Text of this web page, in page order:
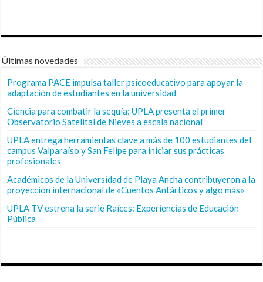
Últimas novedades
Programa PACE impulsa taller psicoeducativo para apoyar la
adaptación de estudiantes en la universidad
Ciencia para combatir la sequía: UPLA presenta el primer
Observatorio Satelital de Nieves a escala nacional
UPLA entrega herramientas clave a más de 100 estudiantes del
campus Valparaíso y San Felipe para iniciar sus prácticas
profesionales
Académicos de la Universidad de Playa Ancha contribuyeron a la
proyección internacional de «Cuentos Antárticos y algo más»
UPLA TV estrena la serie Raíces: Experiencias de Educación
Pública